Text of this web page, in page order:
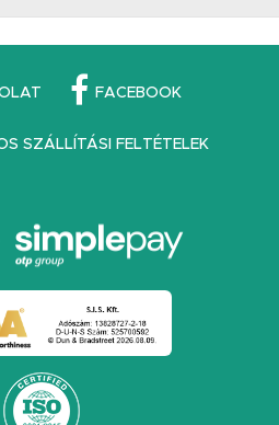
FACEBOOK
SZÁLLÍTÁSI FELTÉTELEK